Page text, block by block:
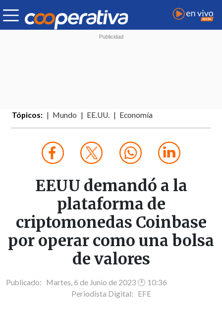
Tópicos: Mundo EE.UU. Economía
EEUU demandó a la
plataforma de
criptomonedas Coinbase
por operar como una bolsa
de valores
Publicado: Martes, 6 de Junio de 2023 🕐 10:36
Periodista Digital: EFE